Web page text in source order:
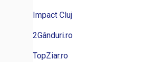
Impact Cluj
2Gânduri.ro
TopZiar.ro